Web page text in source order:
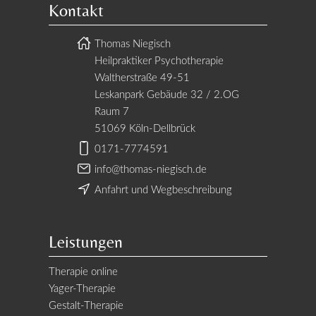
Kontakt
Thomas Niegisch
Heilpraktiker Psychotherapie
Waltherstraße 49-51
Leskanpark Gebäude 32 / 2.OG
Raum 7
51069 Köln-Dellbrück
0171-7774591
info@thomas-niegisch.de
Anfahrt und Wegbeschreibung
Leistungen
Therapie online
Yager-Therapie
Gestalt-Therapie